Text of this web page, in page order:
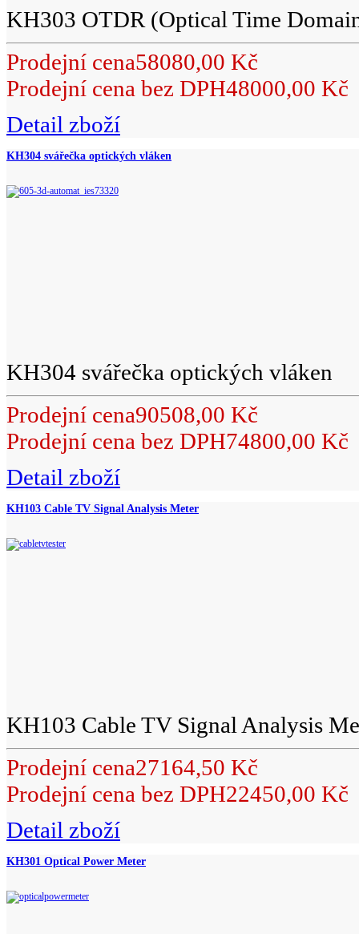
KH303 OTDR (Optical Time
Prodejní cena58080,00 Kč
Prodejní cena bez DPH48000,00 Kč
Detail zboží
KH304 svářečka optických vláken
KH304 svářečka optických vláken
Prodejní cena90508,00 Kč
Prodejní cena bez DPH74800,00 Kč
Detail zboží
KH103 Cable TV Signal Analysis Meter
KH103 Cable TV Signal Analysis
Prodejní cena27164,50 Kč
Prodejní cena bez DPH22450,00 Kč
Detail zboží
KH301 Optical Power Meter